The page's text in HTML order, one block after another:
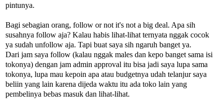
pintunya.
Bagi sebagian orang, follow or not it's not a big deal. Apa sih
susahnya follow aja? Kalau habis lihat-lihat ternyata nggak cocok
ya sudah unfollow aja. Tapi buat saya sih ngaruh banget ya.
Dari jam saya follow (kalau nggak males dan kepo banget sama isi
tokonya) dengan jam admin approval itu bisa jadi saya lupa sama
tokonya, lupa mau kepoin apa atau budgetnya udah telanjur saya
beliin yang lain karena dijeda waktu itu ada toko lain yang
pembelinya bebas masuk dan lihat-lihat.